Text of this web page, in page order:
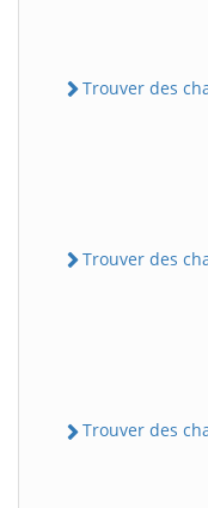
Trouver des
Trouver des
Trouver des